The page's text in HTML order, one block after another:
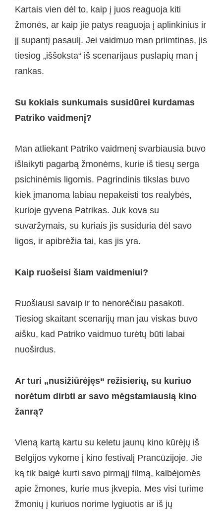
Kartais vien dėl to, kaip į juos reaguoja kiti
žmonės, ar kaip jie patys reaguoja į aplinkinius ir
jį supantį pasaulį. Jei vaidmuo man priimtinas, jis
tiesiog „iššoksta“ iš scenarijaus puslapių man į
rankas.
Su kokiais sunkumais susidūrei kurdamas
Patriko vaidmenį?
Man atliekant Patriko vaidmenį svarbiausia buvo
išlaikyti pagarbą žmonėms, kurie iš tiesų serga
psichinėmis ligomis. Pagrindinis tikslas buvo
kiek įmanoma labiau nepakeisti tos realybės,
kurioje gyvena Patrikas. Juk kova su
suvaržymais, su kuriais jis susiduria dėl savo
ligos, ir apibrėžia tai, kas jis yra.
Kaip ruošeisi šiam vaidmeniui?
Ruošiausi savaip ir to nenorėčiau pasakoti.
Tiesiog skaitant scenarijų man jau viskas buvo
aišku, kad Patriko vaidmuo turėtų būti labai
nuoširdus.
Ar turi „nusižiūrėjęs“ režisierių, su kuriuo
norėtum dirbti ar savo mėgstamiausią kino
žanrą?
Vieną kartą kartu su keletu jaunų kino kūrėjų iš
Belgijos vykome į kino festivalį Prancūzijoje. Jie
ką tik baigė kurti savo pirmąjį filmą, kalbėjomės
apie žmones, kurie mus įkvepia. Mes visi turime
žmonių į kuriuos norime lygiuotis ar iš jų